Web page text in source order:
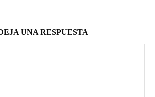
UNA RESPUESTA